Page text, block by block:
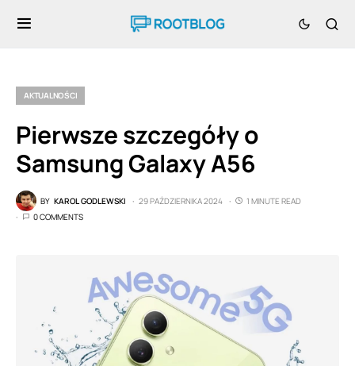
AKTUALNOŚCI
Pierwsze szczegóły o
Samsung Galaxy A56
BY KAROL GODLEWSKI 29 PAŹDZIERNIKA 2024
1 MINUTE READ
0 COMMENTS